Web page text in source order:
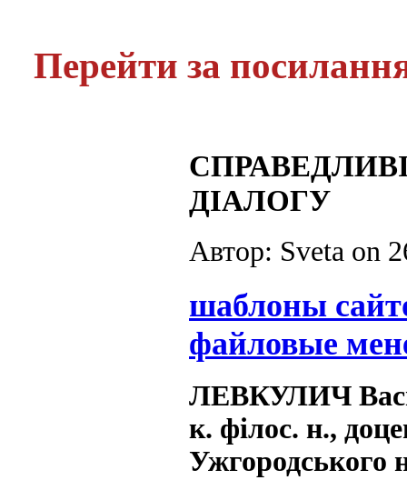
Перейти за
ДІАЛОГУ
Автор: Sveta on
шаблоны
файловые
ЛЕВКУЛИЧ
к. філос. н.,
Ужгородського